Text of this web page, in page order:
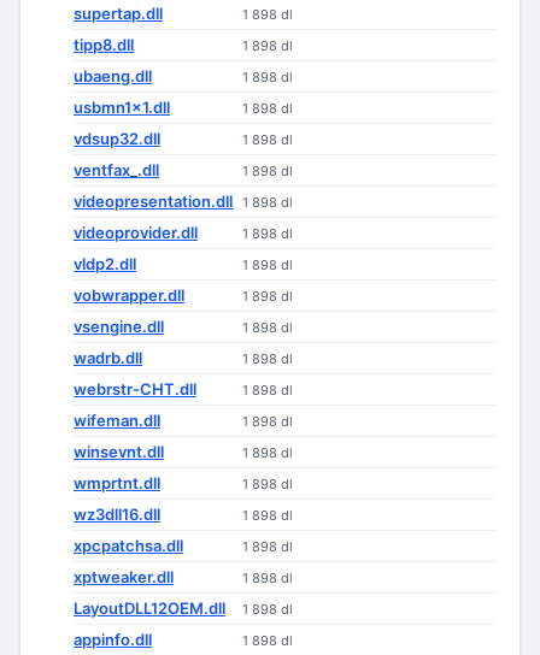
supertap.dll 1 898 dl
tipp8.dll 1 898 dl
ubaeng.dll 1 898 dl
usbmn1x1.dll 1 898 dl
vdsup32.dll 1 898 dl
ventfax_.dll 1 898 dl
videopresentation.dll 1 898 dl
videoprovider.dll 1 898 dl
vldp2.dll 1 898 dl
vobwrapper.dll 1 898 dl
vsengine.dll 1 898 dl
wadrb.dll 1 898 dl
webrstr-CHT.dll 1 898 dl
wifeman.dll 1 898 dl
winsevnt.dll 1 898 dl
wmprtnt.dll 1 898 dl
wz3dll16.dll 1 898 dl
xpcpatchsa.dll 1 898 dl
xptweaker.dll 1 898 dl
LayoutDLL12OEM.dll 1 898 dl
appinfo.dll 1 898 dl